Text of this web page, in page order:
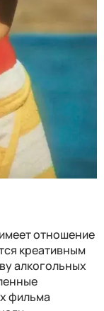
отношение
креативным
алкогольных
фильма